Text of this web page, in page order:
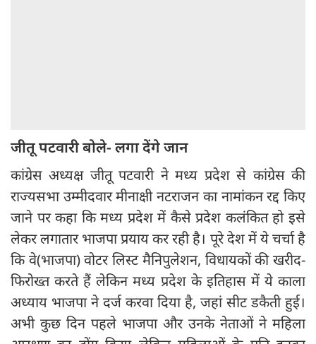
जीतू पटवारी बोले- लगा देंगे जान
कांग्रेस अध्यक्ष जीतू पटवारी ने मध्य प्रदेश से कांग्रेस की
राज्यसभा उम्मीदवार मीनाक्षी नटराजन का नामांकन रद्द किए
जाने पर कहा कि मध्य प्रदेश में कैसे प्रदेश कलंकित हो इसे
लेकर लगातार भाजपा प्रयाय कर रही है। पूरे देश में ये चर्चा है
कि वे(भाजपा) वोटर लिस्ट मैनिपुलेशन, विधायकों की खरीद-
फिरोख्त करते हैं लेकिन मध्य प्रदेश के इतिहास में ये काला
अध्याय भाजपा ने दर्ज करवा दिया है, जहां सीट डकैती हुई।
अभी कुछ दिन पहले भाजपा और उनके नेताओं ने महिला